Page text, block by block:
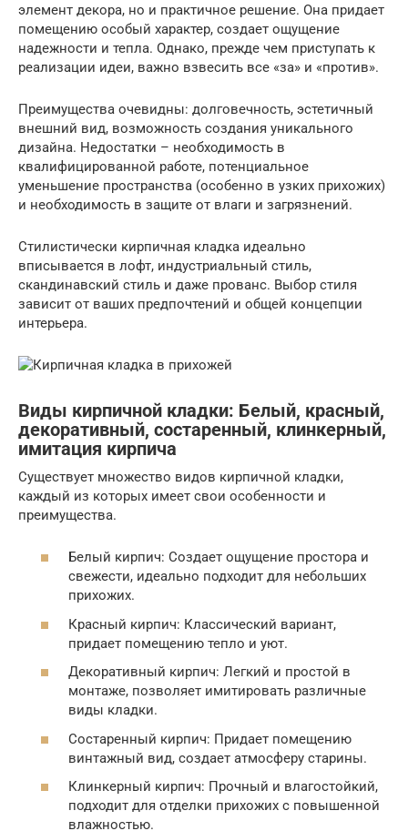
элемент декора, но и практичное решение. Она придает
помещению особый характер, создает ощущение
надежности и тепла. Однако, прежде чем приступать к
реализации идеи, важно взвесить все «за» и «против».
Преимущества очевидны: долговечность, эстетичный
внешний вид, возможность создания уникального
дизайна. Недостатки – необходимость в
квалифицированной работе, потенциальное
уменьшение пространства (особенно в узких прихожих)
и необходимость в защите от влаги и загрязнений.
Стилистически кирпичная кладка идеально
вписывается в лофт, индустриальный стиль,
скандинавский стиль и даже прованс. Выбор стиля
зависит от ваших предпочтений и общей концепции
интерьера.
Виды кирпичной кладки: Белый, красный,
декоративный, состаренный, клинкерный,
имитация кирпича
Существует множество видов кирпичной кладки,
каждый из которых имеет свои особенности и
преимущества.
Белый кирпич: Создает ощущение простора и
свежести, идеально подходит для небольших
прихожих.
Красный кирпич: Классический вариант,
придает помещению тепло и уют.
Декоративный кирпич: Легкий и простой в
монтаже, позволяет имитировать различные
виды кладки.
Состаренный кирпич: Придает помещению
винтажный вид, создает атмосферу старины.
Клинкерный кирпич: Прочный и влагостойкий,
подходит для отделки прихожих с повышенной
влажностью.